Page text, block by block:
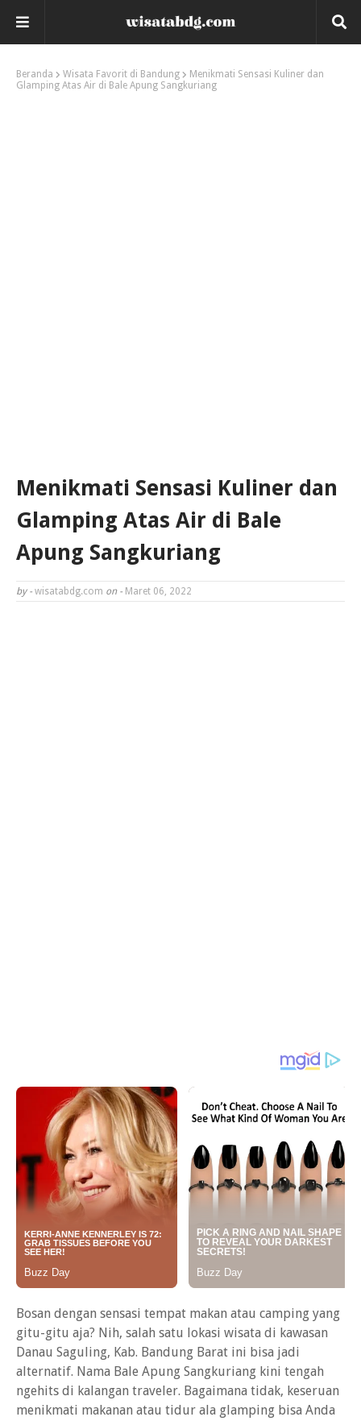
Beranda Wisata Favorit di Bandung
Menikmati Sensasi Kuliner dan
Glamping Atas Air di Bale Apung Sangkuriang
Menikmati Sensasi Kuliner dan
Glamping Atas Air di Bale
Apung Sangkuriang
by - wisatabdg.com on - Maret 06, 2022
Bosan dengan sensasi tempat makan atau camping yang
gitu-gitu aja? Nih, salah satu lokasi wisata di kawasan
Danau Saguling, Kab. Bandung Barat ini bisa jadi
alternatif. Nama Bale Apung Sangkuriang kini tengah
ngehits di kalangan traveler. Bagaimana tidak, keseruan
menikmati makanan atau tidur ala glamping bisa Anda